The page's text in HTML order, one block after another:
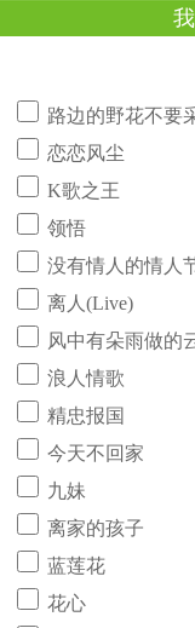
路边的野花不要
恋恋风尘
K歌之王
领悟
没有情人的情人
离人(Live)
风中有朵雨做的
浪人情歌
精忠报国
今天不回家
九妹
离家的孩子
蓝莲花
花心